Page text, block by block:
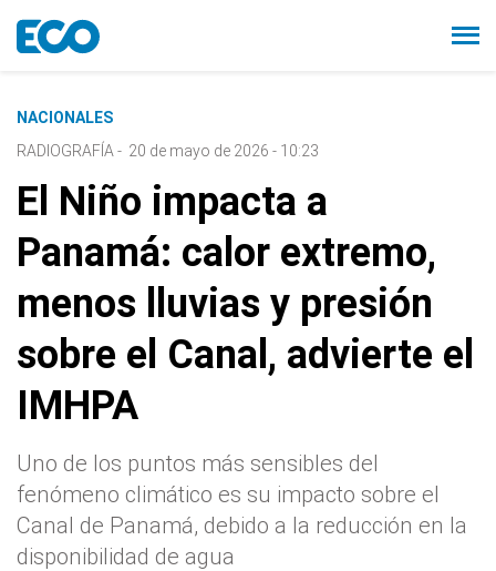
NACIONALES
RADIOGRAFÍA - 20 de mayo de 2026 - 10:23
El Niño impacta a
Panamá: calor extremo,
menos lluvias y presión
sobre el Canal, advierte el
IMHPA
Uno de los puntos más sensibles del
fenómeno climático es su impacto sobre el
Canal de Panamá, debido a la reducción en la
disponibilidad de agua